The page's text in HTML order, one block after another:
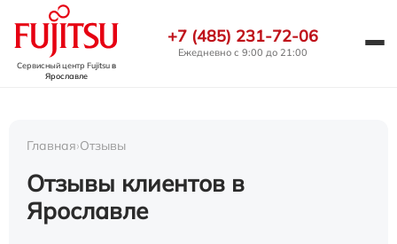
Сервисный центр Fujitsuв
Ярославле
+7 (485) 231-72-06
Ежедневно с 9:00 до 21:00
Главная›Отзывы
Отзывы клиентов в
Ярославле